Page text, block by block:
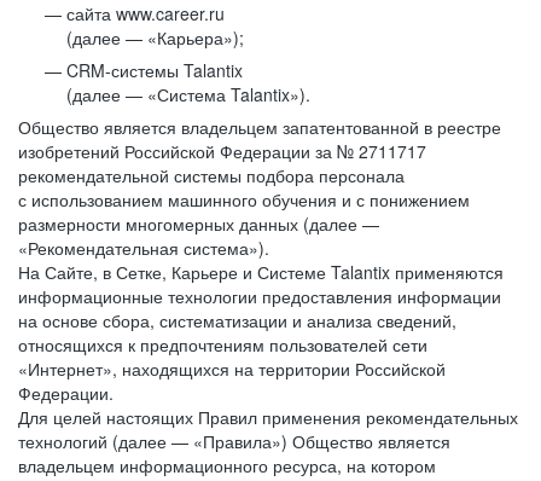
сайта www.career.ru
(далее — «Карьера»);
CRM-системы Talantix
(далее — «Система Talantix»).
Общество является владельцем запатентованной в реестре
изобретений Российской Федерации за № 2711717
рекомендательной системы подбора персонала
с использованием машинного обучения и с понижением
размерности многомерных данных (далее —
«Рекомендательная система»).
На Сайте, в Сетке, Карьере и Системе Talantix применяются
информационные технологии предоставления информации
на основе сбора, систематизации и анализа сведений,
относящихся к предпочтениям пользователей сети
«Интернет», находящихся на территории Российской
Федерации.
Для целей настоящих Правил применения рекомендательных
технологий (далее — «Правила») Общество является
владельцем информационного ресурса, на котором